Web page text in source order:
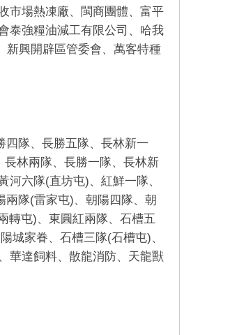
市場熱凍廠、閩商團體、富平
泰強糧油減工有限公司、哈我
新興開辟區管委會、萬客特種
四隊、長勝五隊、長林新一
林兩隊、長勝一隊、長林新
六隊(直坊屯)、紅鮮一隊、
隊(雷家屯)、朝陽四隊、朝
轉屯)、東圓紅兩隊、石槽五
城家眷、石槽三隊(石槽屯)、
華達飼料、散龍消防、天龍獸